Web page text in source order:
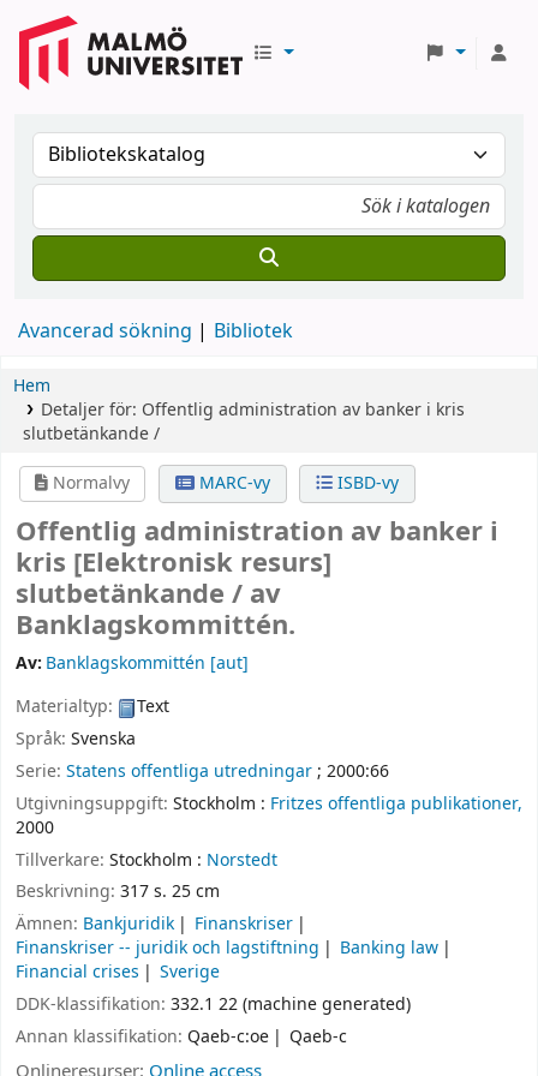
Avancerad sökning Bibliotek
Hem
Detaljer för: Offentlig administration av banker i kris
slutbetänkande /
Normalvy
MARC-vy ISBD-vy
Offentlig administration av banker i
kris [Elektronisk resurs]
slutbetänkande / av
Banklagskommittén.
Av: Banklagskommittén [aut]
Materialtyp:
Text
Språk: Svenska
Serie: Statens offentliga utredningar; 2000:66
Utgivningsuppgift: Stockholm : Fritzes offentliga publikationer,
2000
Tillverkare: Stockholm : Norstedt
Beskrivning: 317 s. 25 cm
Ämnen: Bankjuridik
Finanskriser
Finanskriser -- juridik och lagstiftning
Banking law
Financial crises
Sverige
DDK-klassifikation: 332.1 22 (machine generated)
Annan klassifikation: Qaeb-c:oe Qaeb-c
Onlineresurser: Online access